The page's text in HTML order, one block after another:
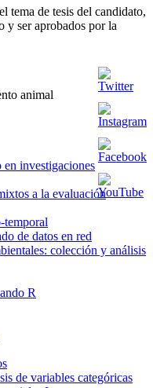
tema de tesis del candidato,
y ser aprobados por la
animal
investigaciones
a la evaluación
temporal
de datos en red
colección y análisis
R
de variables categóricas